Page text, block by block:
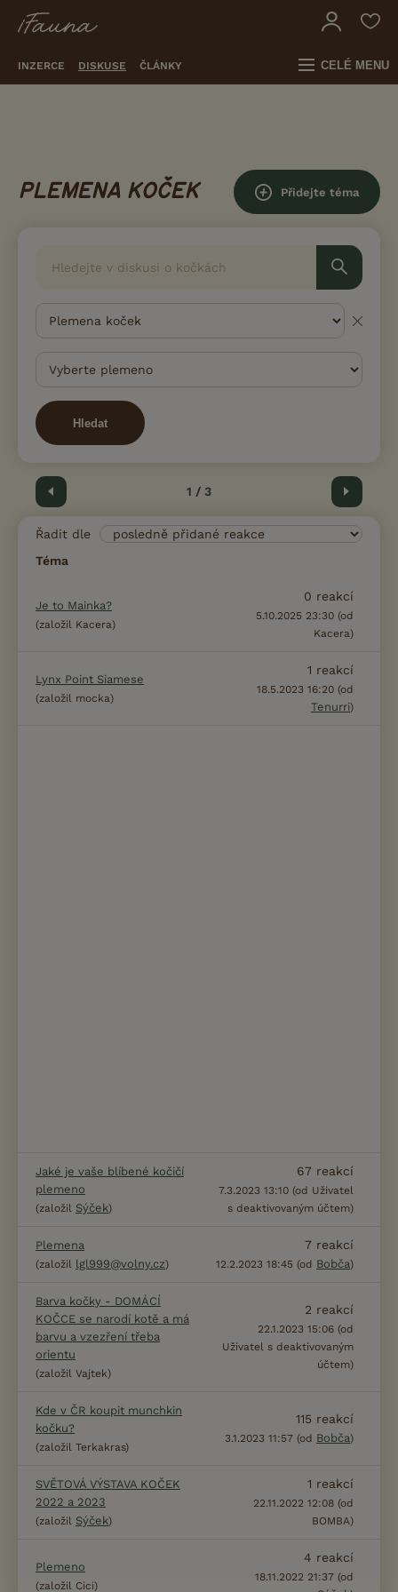
INZERCE DISKUSE ČLÁNKY CELÉ MENU
PLEMENA KOČEK Přidejte téma
Hledat
Předchozí 1 / 3 Další
Řadit dle
Téma
Je to Mainka?
(založil Kacera)
0 reakcí
5.10.2025 23:30 (od
Kacera)
Lynx Point Siamese
(založil mocka)
1 reakcí
18.5.2023 16:20 (od
Tenurri)
Jaké je vaše blíbené kočičí
plemeno
(založil Sýček)
67 reakcí
7.3.2023 13:10 (od Uživatel
s deaktivovaným účtem)
Plemena
(založil lgl999@volny.cz)
7 reakcí
12.2.2023 18:45 (od Bobča)
Barva kočky - DOMÁCÍ
KOČCE se narodí kotě a má
barvu a vzezření třeba
orientu
(založil Vajtek)
2 reakcí
22.1.2023 15:06 (od
Uživatel s deaktivovaným
účtem)
Kde v ČR koupit munchkin
kočku?
(založil Terkakras)
115 reakcí
3.1.2023 11:57 (od Bobča)
SVĚTOVÁ VÝSTAVA KOČEK
2022 a 2023
(založil Sýček)
1 reakcí
22.11.2022 12:08 (od
BOMBA)
Plemeno
(založil Cici)
4 reakcí
18.11.2022 21:37 (od